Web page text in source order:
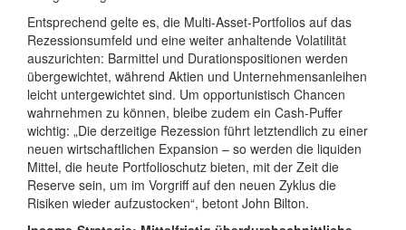
Entsprechend gelte es, die Multi-Asset-Portfolios auf das
Rezessionsumfeld und eine weiter anhaltende Volatilität
auszurichten: Barmittel und Durationspositionen werden
übergewichtet, während Aktien und Unternehmensanleihen
leicht untergewichtet sind. Um opportunistisch Chancen
wahrnehmen zu können, bleibe zudem ein Cash-Puffer
wichtig: „Die derzeitige Rezession führt letztendlich zu einer
neuen wirtschaftlichen Expansion – so werden die liquiden
Mittel, die heute Portfolioschutz bieten, mit der Zeit die
Reserve sein, um im Vorgriff auf den neuen Zyklus die
Risiken wieder aufzustocken“, betont John Bilton.